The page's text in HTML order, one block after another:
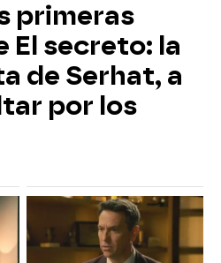
primeras
El secreto: la
de Serhat, a
por los